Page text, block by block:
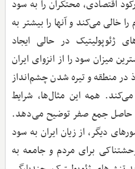
اقتصادی، محتکران را به سود
می‌کند و آنها را بیشتر به
ژئوپولیتیک در حالی ایجاد
میزان سود را از انزوای ایران
در منطقه و تیره شدن چشم‌انداز
همه این مثال‌ها، شرایط
حاصل جمع صفر توضیح می‌دهد.
دیگر، از زیان ایران به سود
برای مردم و جامعه به